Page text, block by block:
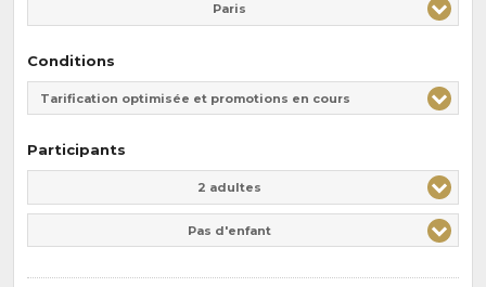
Paris
Conditions
Tarification optimisée et promotions en cours
Participants
2 adultes
Pas d'enfant